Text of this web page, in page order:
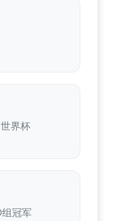
界杯
冠军